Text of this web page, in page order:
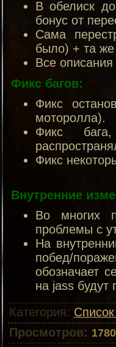
В обелиск
бонус от
Сама
было) + та же
Все
Фикс багов:
Фикс
моторолла).
Фикс
Фикс
Внутренние
Во многих
проблемы с
На
побед/
обозначает
на jass будут
Категория:
Просмотров: 1780